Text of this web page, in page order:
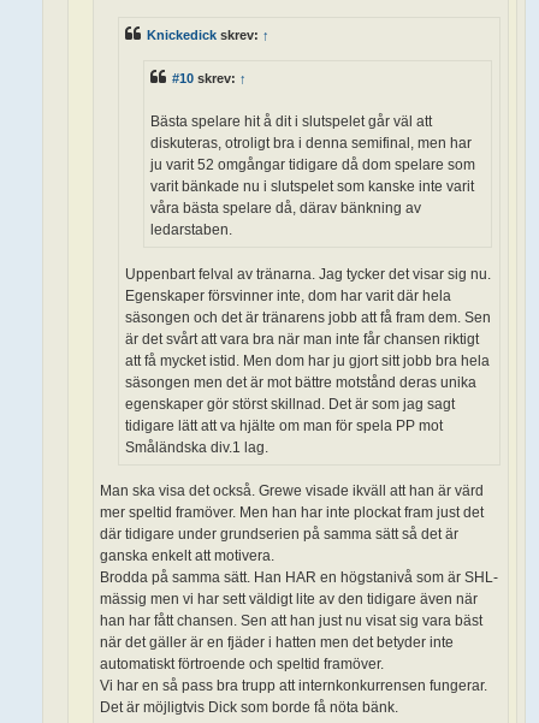
Knickedick skrev: ↑
#10 skrev: ↑
Bästa spelare hit å dit i slutspelet går väl att
diskuteras, otroligt bra i denna semifinal, men har
ju varit 52 omgångar tidigare då dom spelare som
varit bänkade nu i slutspelet som kanske inte varit
våra bästa spelare då, därav bänkning av
ledarstaben.
Uppenbart felval av tränarna. Jag tycker det visar sig nu.
Egenskaper försvinner inte, dom har varit där hela
säsongen och det är tränarens jobb att få fram dem. Sen
är det svårt att vara bra när man inte får chansen riktigt
att få mycket istid. Men dom har ju gjort sitt jobb bra hela
säsongen men det är mot bättre motstånd deras unika
egenskaper gör störst skillnad. Det är som jag sagt
tidigare lätt att va hjälte om man för spela PP mot
Småländska div.1 lag.
Man ska visa det också. Grewe visade ikväll att han är värd
mer speltid framöver. Men han har inte plockat fram just det
där tidigare under grundserien på samma sätt så det är
ganska enkelt att motivera.
Brodda på samma sätt. Han HAR en högstanivå som är SHL-
mässig men vi har sett väldigt lite av den tidigare även när
han har fått chansen. Sen att han just nu visat sig vara bäst
när det gäller är en fjäder i hatten men det betyder inte
automatiskt förtroende och speltid framöver.
Vi har en så pass bra trupp att internkonkurrensen fungerar.
Det är möjligtvis Dick som borde få nöta bänk.